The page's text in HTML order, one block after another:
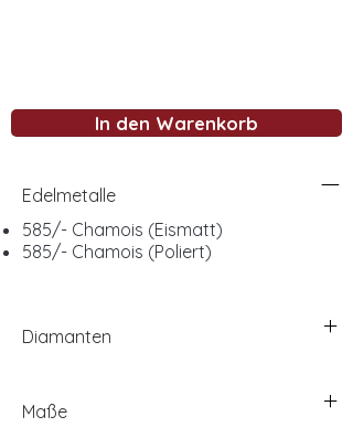
In den Warenkorb
Edelmetalle
585/- Chamois (Eismatt)
585/- Chamois (Poliert)
Diamanten
Maße